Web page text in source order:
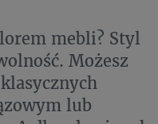
mebli? Styl
Możesz
lub